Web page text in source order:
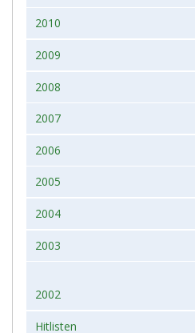
2010
2009
2008
2007
2006
2005
2004
2003
2002
Hitlisten